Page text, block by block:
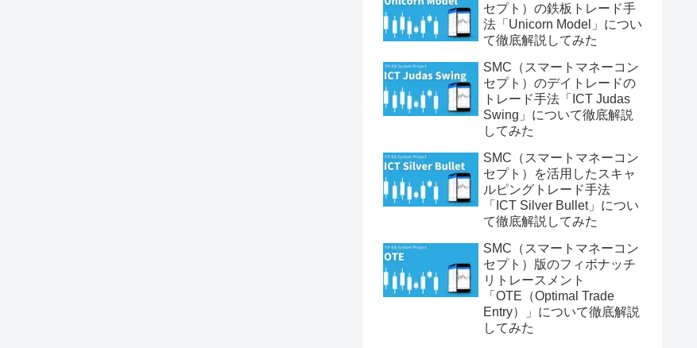
セプト）の鉄板トレード手
法「Unicorn Model」につい
て徹底解説してみた
SMC（スマートマネーコン
セプト）のデイトレードの
トレード手法「ICT Judas
Swing」について徹底解説
してみた
SMC（スマートマネーコン
セプト）を活用したスキャ
ルピングトレード手法
「ICT Silver Bullet」につい
て徹底解説してみた
SMC（スマートマネーコン
セプト）版のフィボナッチ
リトレースメント
「OTE（Optimal Trade
Entry）」について徹底解説
してみた